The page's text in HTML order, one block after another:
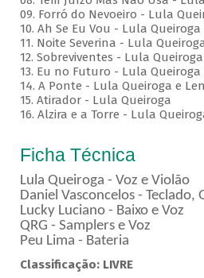
09. Forró do Nevoeiro - Lula
10. Ah Se Eu Vou - Lula Queiroga
11. Noite Severina - Lula
12. Sobreviventes - Lula Queiroga
13. Eu no Futuro - Lula
14. A Ponte - Lula Queiroga e
15. Atirador - Lula Queiroga
16. Alzira e a Torre - Lula
Ficha Técnica
Lula Queiroga - Voz e Violão
Daniel Vasconcelos - Teclado,
Lucky Luciano - Baixo e Voz
QRG - Samplers e Voz
Peu Lima - Bateria
Classificação: LIVRE